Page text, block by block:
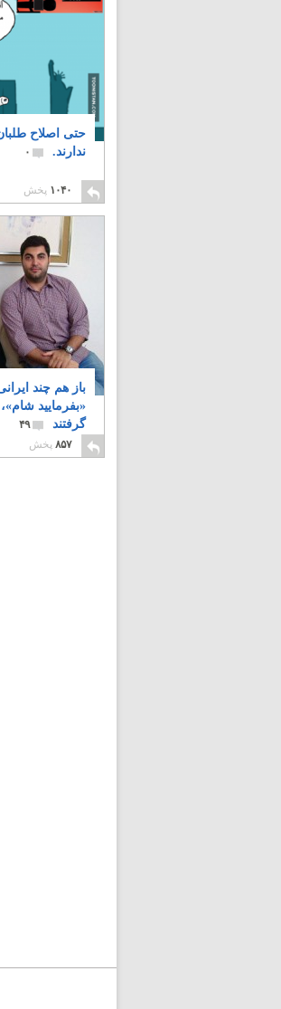
حتی اصلاح
ندارند.
۰
۱۰۴۰ پخش
باز هم چند
«بفرمایید
گرفتند
۴۹
۸۵۷ پخش